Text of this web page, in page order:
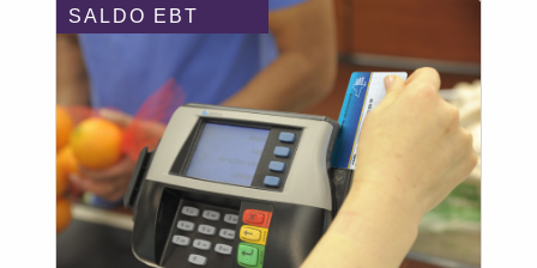
SALDO EBT